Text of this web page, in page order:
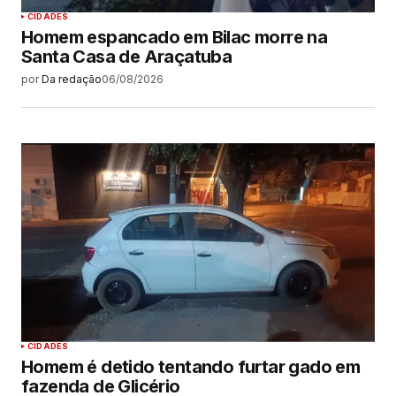
CIDADES
Homem espancado em Bilac morre na
Santa Casa de Araçatuba
por Da redação06/08/2026
CIDADES
Homem é detido tentando furtar gado em
fazenda de Glicério